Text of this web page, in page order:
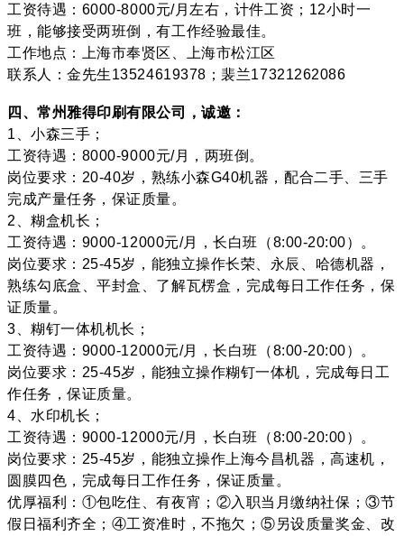
工资待遇：6000-8000元/月左右，计件工资；12小时一
班，能够接受两班倒，有工作经验最佳。
工作地点：上海市奉贤区、上海市松江区
联系人：金先生13524619378；裴兰17321262086
四、常州雅得印刷有限公司，诚邀：
1、小森三手；
工资待遇：8000-9000元/月，两班倒。
岗位要求：20-40岁，熟练小森G40机器，配合二手、三手
完成产量任务，保证质量。
2、糊盒机长；
工资待遇：9000-12000元/月，长白班（8:00-20:00）。
岗位要求：25-45岁，能独立操作长荣、永辰、哈德机器，
熟练勾底盒、平封盒、了解瓦楞盒，完成每日工作任务，保
证质量。
3、糊钉一体机机长；
工资待遇：9000-12000元/月，长白班（8:00-20:00）。
岗位要求：25-45岁，能独立操作糊钉一体机，完成每日工
作任务，保证质量。
4、水印机长；
工资待遇：9000-12000元/月，长白班（8:00-20:00）。
岗位要求：25-45岁，能独立操作上海今昌机器，高速机，
圆膜四色，完成每日工作任务，保证质量。
优厚福利：①包吃住、有夜宵；②入职当月缴纳社保；③节
假日福利齐全；④工资准时，不拖欠；⑤另设质量奖金、改